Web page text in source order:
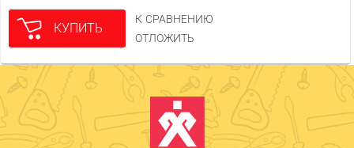
КУПИТЬ
К СРАВНЕНИЮ
ОТЛОЖИТЬ